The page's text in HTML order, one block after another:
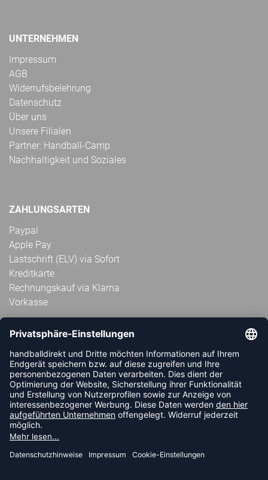
UNTERNEHMEN
Impressum
AGB
Widerrufsbelehrung
Datenschutz
Über uns
Unsere Filialen
Partner: Handball-Camp
Nachhaltigkeit und Soziales
ZAHLUNGSARTEN
Paypal
Apple Pay
Lastschrift (ELV) via Sofort
Kreditkarte
Rechnungskauf via Klarna
Vorkasse
ABONNIERE JETZT DEN KOSTENLOSEN
HANDBALLDIREKT-NEWSLETTER UND VERPASSE KEINE
NEUIGKEIT ODER AKTION MEHR.
JETZT ANMELDEN